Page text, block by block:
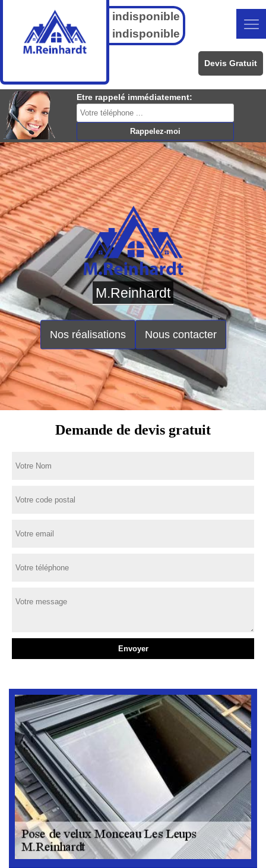
indisponible
indisponible
Devis Gratuit
Etre rappelé immédiatement:
M.Reinhardt
Nos réalisations Nous contacter
Demande de devis gratuit